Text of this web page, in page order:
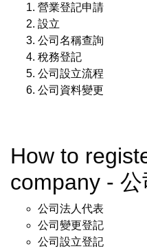
營業登記申請
設立
公司名稱查詢
稅務登記
公司設立流程
公司資料變更
How to
company -
公司法人代表
公司變更登記
公司設立登記